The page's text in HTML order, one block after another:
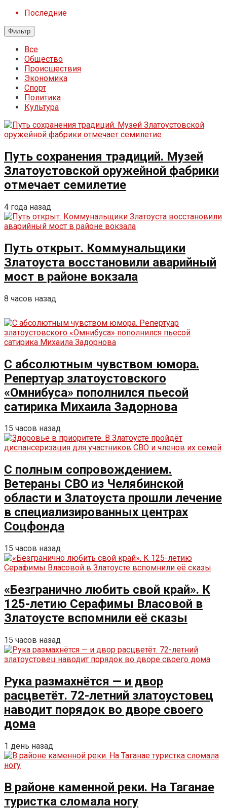
Последние
Фильтр
Все
Общество
Происшествия
Экономика
Спорт
Политика
Культура
Путь сохранения традиций. Музей
Златоустовской оружейной фабрики
отмечает семилетие
4 года назад
Путь открыт. Коммунальщики
Златоуста восстановили аварийный
мост в районе вокзала
8 часов назад
С абсолютным чувством юмора.
Репертуар златоустовского
«Омнибуса» пополнился пьесой
сатирика Михаила Задорнова
15 часов назад
С полным сопровождением.
Ветераны СВО из Челябинской
области и Златоуста прошли лечение
в специализированных центрах
Соцфонда
15 часов назад
«Безгранично любить свой край». К
125-летию Серафимы Власовой в
Златоусте вспомнили её сказы
15 часов назад
Рука размахнётся — и двор
расцветёт. 72-летний златоустовец
наводит порядок во дворе своего
дома
1 день назад
В районе каменной реки. На Таганае
туристка сломала ногу